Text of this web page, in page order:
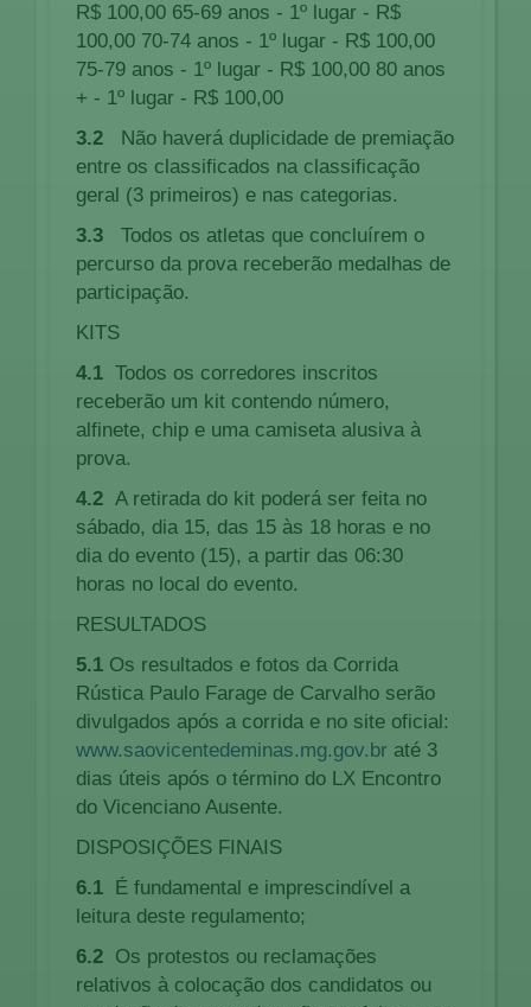
R$ 100,00 65-69 anos - 1º lugar - R$
100,00 70-74 anos - 1º lugar - R$ 100,00
75-79 anos - 1º lugar - R$ 100,00 80 anos
+ - 1º lugar - R$ 100,00
3.2
Não haverá duplicidade de premiação
entre os classificados na classificação
geral (3 primeiros) e nas categorias.
3.3 Todos os atletas que concluírem o
percurso da prova receberão medalhas de
participação.
KITS
4.1 Todos os corredores inscritos
receberão um kit contendo número,
alfinete, chip e uma camiseta alusiva à
prova.
4.2 A retirada do kit poderá ser feita no
sábado, dia 15, das 15 às 18 horas e no
dia do evento (15), a partir das 06:30
horas no local do evento.
RESULTADOS
5.1 Os resultados e fotos da Corrida
Rústica Paulo Farage de Carvalho serão
divulgados após a corrida e no site oficial:
www.saovicentedeminas.mg.gov.br até 3
dias úteis após o término do LX Encontro
do Vicenciano Ausente.
DISPOSIÇÕES FINAIS
6.1
É fundamental e imprescindível a
leitura deste regulamento;
6.2 Os protestos ou reclamações
relativos à colocação dos candidatos ou